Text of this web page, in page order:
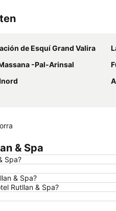
de Esquí Grand Valira
-Pal-Arinsal
& Spa
Spa?
& Spa?
Rutllan & Spa?